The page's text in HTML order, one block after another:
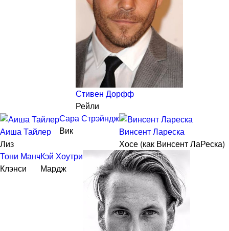
Стивен Дорфф
Рейли
Аиша Тайлер
Лиз
Сара Стрэйндж
Вик
Винсент Лареска
Хосе (как Винсент ЛаРеска)
Тони Манч
Клэнси
Кэй Хоутри
Мардж